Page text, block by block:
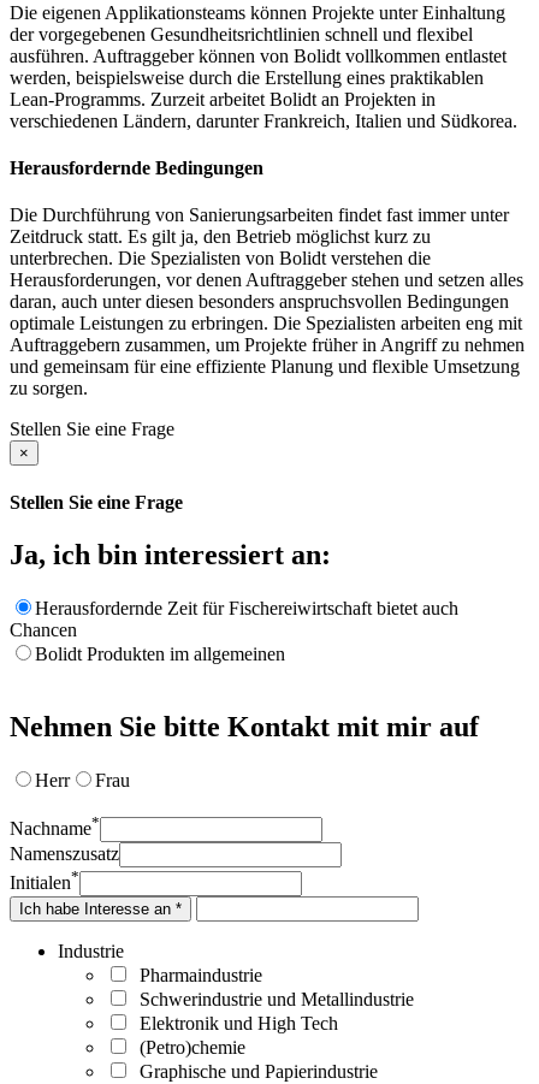
Die eigenen Applikationsteams können Projekte unter Einhaltung
der vorgegebenen Gesundheitsrichtlinien schnell und flexibel
ausführen. Auftraggeber können von Bolidt vollkommen entlastet
werden, beispielsweise durch die Erstellung eines praktikablen
Lean-Programms. Zurzeit arbeitet Bolidt an Projekten in
verschiedenen Ländern, darunter Frankreich, Italien und Südkorea.
Herausfordernde Bedingungen
Die Durchführung von Sanierungsarbeiten findet fast immer unter
Zeitdruck statt. Es gilt ja, den Betrieb möglichst kurz zu
unterbrechen. Die Spezialisten von Bolidt verstehen die
Herausforderungen, vor denen Auftraggeber stehen und setzen alles
daran, auch unter diesen besonders anspruchsvollen Bedingungen
optimale Leistungen zu erbringen. Die Spezialisten arbeiten eng mit
Auftraggebern zusammen, um Projekte früher in Angriff zu nehmen
und gemeinsam für eine effiziente Planung und flexible Umsetzung
zu sorgen.
Stellen Sie eine Frage
×
Stellen Sie eine Frage
Ja, ich bin interessiert an:
Herausfordernde Zeit für Fischereiwirtschaft bietet auch
Chancen
Bolidt Produkten im allgemeinen
Nehmen Sie bitte Kontakt mit mir auf
Herr Frau
Nachname*
Namenszusatz
Initialen*
Ich habe Interesse an *
Industrie
Pharmaindustrie
Schwerindustrie und Metallindustrie
Elektronik und High Tech
(Petro)chemie
Graphische und Papierindustrie